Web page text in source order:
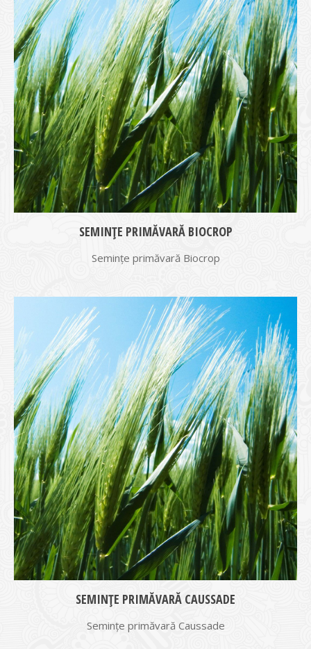
SEMINȚE PRIMĂVARĂ BIOCROP
Semințe primăvară Biocrop
SEMINȚE PRIMĂVARĂ CAUSSADE
Semințe primăvară Caussade